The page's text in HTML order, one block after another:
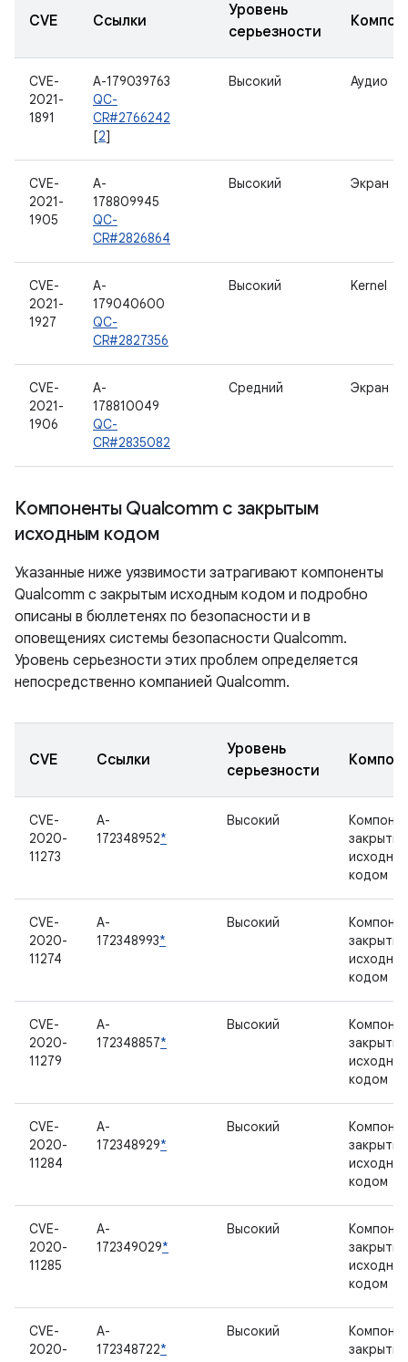
CVE Ссылки
Уровень
серьезности
CVE-
2021-
1891
A-179039763
QC-
CR#2766242
[2]
Высокий Аудио
CVE-
2021-
1905
A-
178809945
QC-
CR#2826864
Высокий Экран
CVE-
2021-
1927
A-
179040600
QC-
CR#2827356
Высокий Kernel
CVE-
2021-
1906
A-
178810049
QC-
CR#2835082
Средний Экран
Компоненты Qualcomm с закрытым
исходным кодом
Указанные ниже уязвимости затрагивают компоненты
Qualcomm с закрытым исходным кодом и подробно
описаны в бюллетенях по безопасности и в
оповещениях системы безопасности Qualcomm.
Уровень серьезности этих проблем определяется
непосредственно компанией Qualcomm.
CVE Ссылки
Уровень
серьезности
CVE-
2020-
11273
A-
172348952*
Высокий
закрытым
кодом
CVE-
2020-
11274
A-
172348993*
Высокий
закрытым
кодом
CVE-
2020-
11279
A-
172348857*
Высокий
закрытым
кодом
CVE-
2020-
11284
A-
172348929*
Высокий
закрытым
кодом
CVE-
2020-
11285
A-
172349029*
Высокий
закрытым
кодом
CVE-
2020-
A-
172348722*
Высокий
закрытым